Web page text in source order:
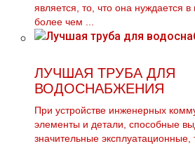
является, то, что она нуждается
более чем ...
ЛУЧШАЯ ТРУБА ДЛЯ
ВОДОСНАБЖЕНИЯ
При устройстве инженерных
элементы и детали, способные
значительные